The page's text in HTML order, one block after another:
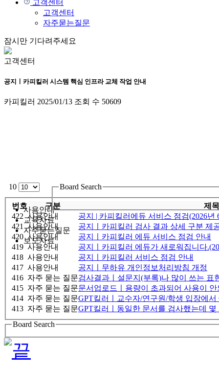
고객센터
고객센터
자주묻는질문
잠시만 기다려주세요
고객센터
공지ㅣ카피킬러 시스템 핵심 인프라 교체 작업 안내
카피킬러 2025/01/13 조회 수 50609
10
사용안내
교육자료
자주묻는질문
보도자료
Board Search
번호 구분
제목
422 사용안내
공지 | 카피킬러에듀 서비스 점검(2026년
421
사용안내
공지ㅣ카피킬러 검사 결과 상세 구분 제
420 사용안내
공지ㅣ카피킬러 에듀 서비스 점검 안내
419 사용안내
공지ㅣ카피킬러 에듀가 새로워집니다
418 사용안내
공지ㅣ카피킬러 서비스 점검 안내
417 사용안내
공지ㅣ무하유 개인정보처리방침 개정
416 자주 묻는 질문검사결과ㅣ설문지(부록)나 많이 쓰는 표
415 자주 묻는 질문문서업로드ㅣ용량이 초과되어 사용이 안
414 자주 묻는 질문GPT킬러ㅣ교수자/연구원/학생 입장에
413 자주 묻는 질문GPT킬러ㅣ동일한 문서를 검사했는데
Board Search